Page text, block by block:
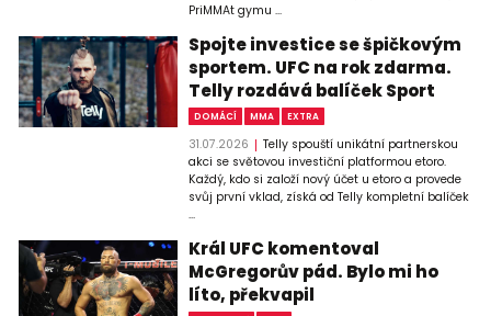
PriMMAt gymu ...
Spojte investice se špičkovým
sportem. UFC na rok zdarma.
Telly rozdává balíček Sport
DOMÁCÍ MMA EXTRA
31.07.2026
Telly spouští unikátní partnerskou
akci se světovou investiční platformou etoro.
Každý, kdo si založí nový účet u etoro a provede
svůj první vklad, získá od Telly kompletní balíček
...
Král UFC komentoval
McGregorův pád. Bylo mi ho
líto, překvapil